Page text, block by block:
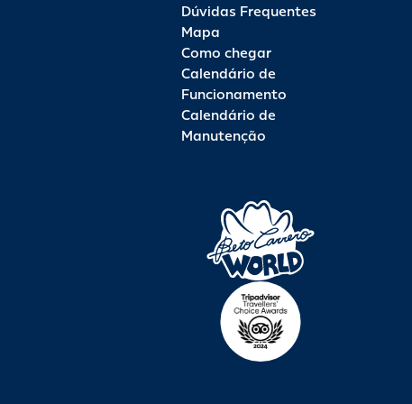
Dúvidas Frequentes
Mapa
Como chegar
Calendário de
Funcionamento
Calendário de
Manutenção